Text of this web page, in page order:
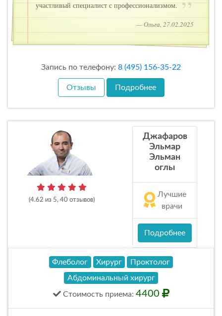
участливый специалист с профессионализмом.
— Ольга, 27.02.2025
Запись по телефону: 8 (495) 156-35-22
Отзывы Подробнее
(4.62 из 5, 40 отзывов)
Джафаров
Эльмар
Эльман
оглы
Лучшие
врачи
Подробнее
Флеболог Хирург
Проктолог
Абдоминальный хирург
Стоимость приема: 4400